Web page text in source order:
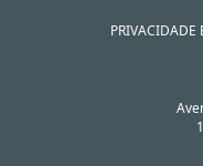
PRIVACIDADE